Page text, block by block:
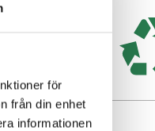
för
från din enhet
informationen